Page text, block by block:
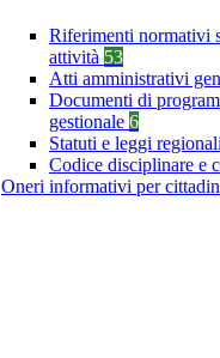
Riferimenti normativi
attività 53
Atti amministrativi
Documenti di
gestionale 6
Statuti e leggi regionali
Codice disciplinare e
Oneri informativi per